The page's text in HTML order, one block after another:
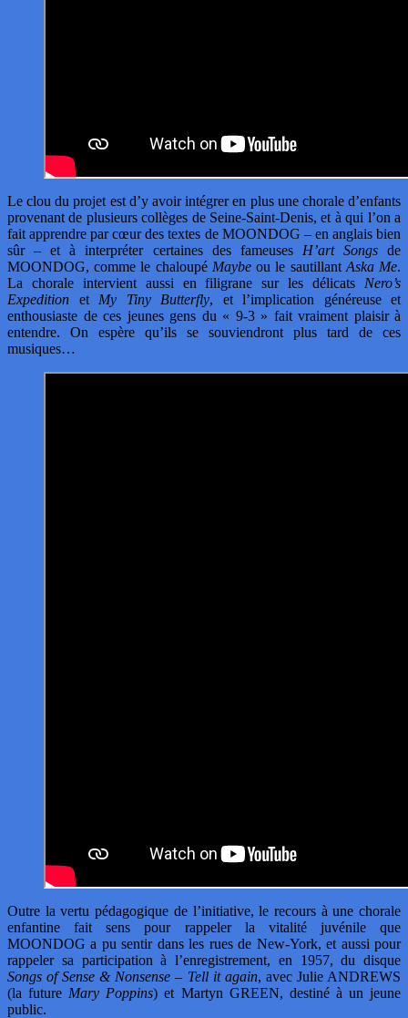
Le clou du projet est d’y avoir intégrer en plus une chorale d’enfants
provenant de plusieurs collèges de Seine-Saint-Denis, et à qui l’on a
fait apprendre par cœur des textes de MOONDOG – en anglais bien
sûr – et à interpréter certaines des fameuses H’art Songsde
MOONDOG, comme le chaloupé Maybeou le sautillant Aska Me.
La chorale intervient aussi en filigrane sur les délicats Nero’s
Expedition et My Tiny Butterfly, et l’implication généreuse et
enthousiaste de ces jeunes gens du « 9-3 » fait vraiment plaisir à
entendre. On espère qu’ils se souviendront plus tard de ces
musiques…
Outre la vertu pédagogique de l’initiative, le recours à une chorale
enfantine fait sens pour rappeler la vitalité juvénile que
MOONDOG a pu sentir dans les rues de New-York, et aussi pour
rappeler sa participation à l’enregistrement, en 1957, du disque
Songs of Sense & Nonsense – Tell it again, avec Julie ANDREWS
(la future Mary Poppins) et Martyn GREEN, destiné à un jeune
public.